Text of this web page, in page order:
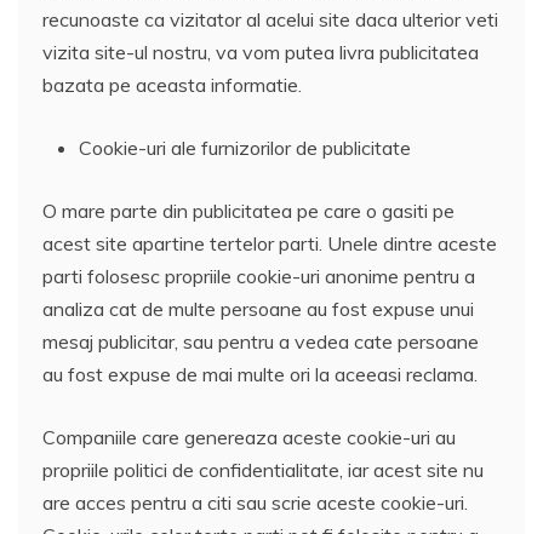
recunoaste ca vizitator al acelui site daca ulterior veti
vizita site-ul nostru, va vom putea livra publicitatea
bazata pe aceasta informatie.
Cookie-uri ale furnizorilor de publicitate
O mare parte din publicitatea pe care o gasiti pe
acest site apartine tertelor parti. Unele dintre aceste
parti folosesc propriile cookie-uri anonime pentru a
analiza cat de multe persoane au fost expuse unui
mesaj publicitar, sau pentru a vedea cate persoane
au fost expuse de mai multe ori la aceeasi reclama.
Companiile care genereaza aceste cookie-uri au
propriile politici de confidentialitate, iar acest site nu
are acces pentru a citi sau scrie aceste cookie-uri.